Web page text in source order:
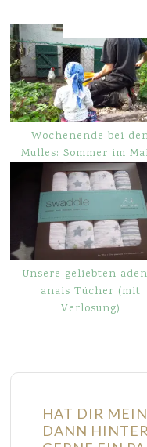
Wochenende bei
Mulles: Sommer im
Unsere geliebten
anais Tücher (mit
Verlosung)
HAT DIR
DANN